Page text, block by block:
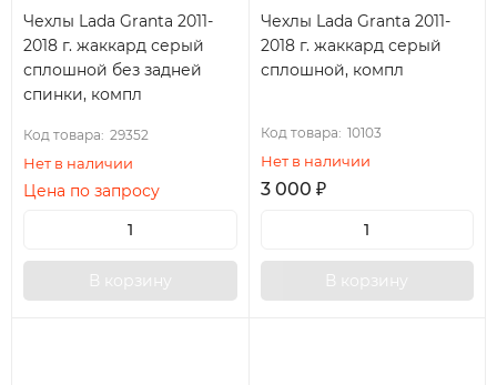
Чехлы Lada Granta 2011-
2018 г. жаккард серый
сплошной без задней
спинки, компл
Код товара: 29352
Нет в наличии
Цена по запросу
В корзину
Чехлы Lada Granta 2011-
2018 г. жаккард серый
сплошной, компл
Код товара: 10103
Нет в наличии
3 000 ₽
В корзину